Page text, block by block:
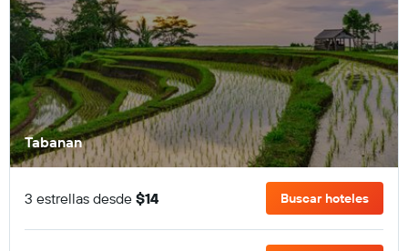
Tabanan
3 estrellas desde $14 Buscar hoteles